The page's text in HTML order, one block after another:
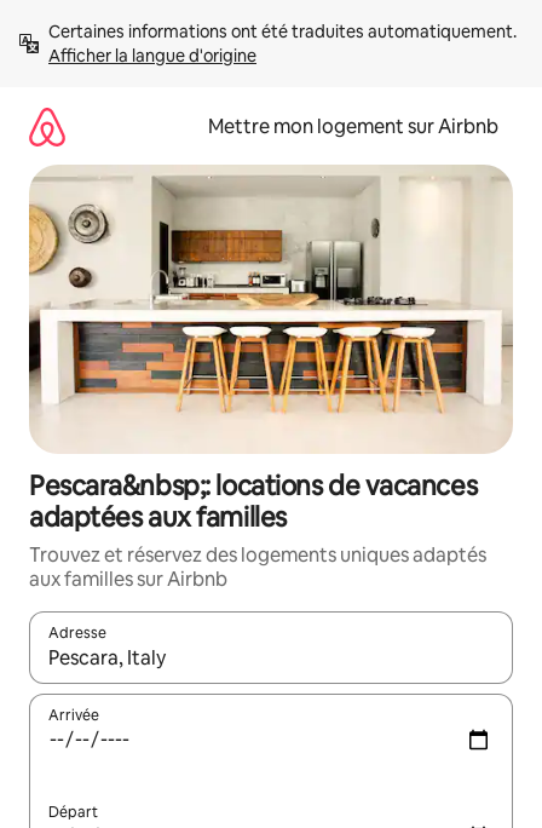
directement
Afficher la langue d'origine
Mettre mon logement sur Airbnb
Pescara&nbsp;: locations de vacances
adaptées aux familles
Trouvez et réservez des logements uniques adaptés
aux familles sur Airbnb
Adresse
Lorsque les résultats s'affichent, utilisez les flèches vers le
Arrivée
Départ